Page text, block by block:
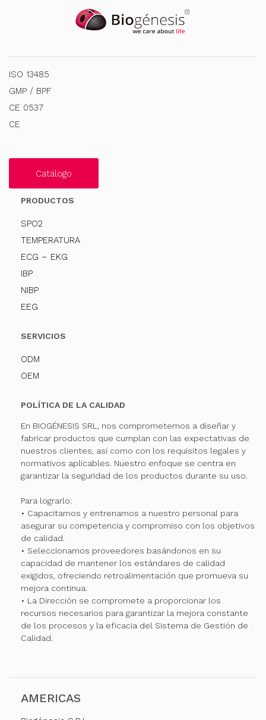
ISO 13485
GMP / BPF
CE 0537
CE
Catálogo
PRODUCTOS
SPO2
TEMPERATURA
ECG – EKG
IBP
NIBP
EEG
SERVICIOS
ODM
OEM
POLÍTICA DE LA CALIDAD
En BIOGÉNESIS SRL, nos comprometemos a diseñar y
fabricar productos que cumplan con las expectativas de
nuestros clientes, así como con los requisitos legales y
normativos aplicables. Nuestro enfoque se centra en
garantizar la seguridad de los productos durante su uso.
Para lograrlo:
• Capacitamos y entrenamos a nuestro personal para
asegurar su competencia y compromiso con los objetivos
de calidad.
• Seleccionamos proveedores basándonos en su
capacidad de mantener los estándares de calidad
exigidos, ofreciendo retroalimentación que promueva su
mejora continua.
• La Dirección se compromete a proporcionar los
recursos necesarios para garantizar la mejora constante
de los procesos y la eficacia del Sistema de Gestión de
Calidad.
AMERICAS